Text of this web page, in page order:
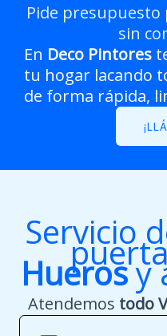
Pide
sin
En Deco Pintores
tu hogar lacando
de forma rápida,
Servicio
Huerosy
Atendemos todo